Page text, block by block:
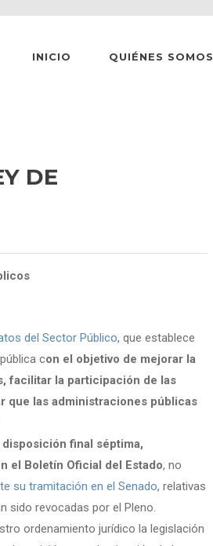
INICIO QUIÉNES SOMOS
DE
del Sector Público, que establece
con el objetivo de mejorar la
facilitar la participación de las
que las administraciones públicas
final séptima,
el Boletín Oficial del Estado, no
su tramitación en el Senado, relativas
sido revocadas por el Pleno.
ordenamiento jurídico la legislación